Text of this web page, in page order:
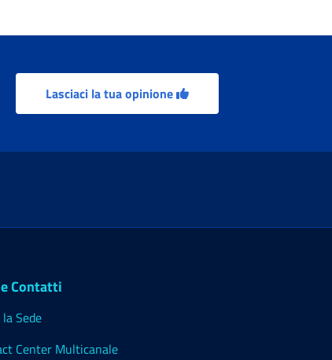
Lasciaci la tua opinione
Contatti
Sede
Center Multicanale